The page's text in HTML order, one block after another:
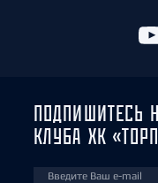
ПОДПИШИТЕСЬ
КЛУБА ХК
Введите Ваш e-mail